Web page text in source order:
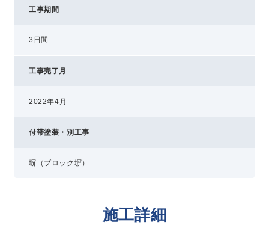
工事期間
3日間
工事完了月
2022年4月
付帯塗装・別工事
塀（ブロック塀）
施工詳細